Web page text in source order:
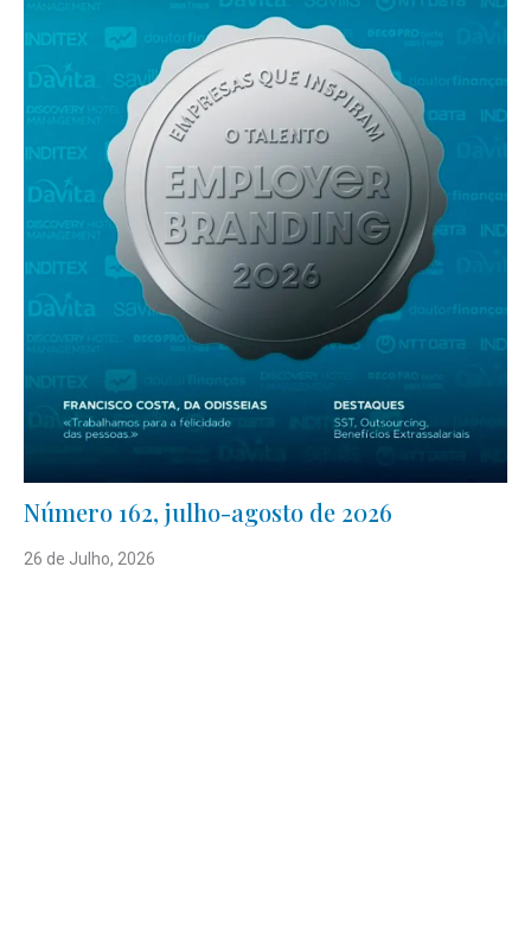
Número 162, julho-agosto de 2026
26 de Julho, 2026